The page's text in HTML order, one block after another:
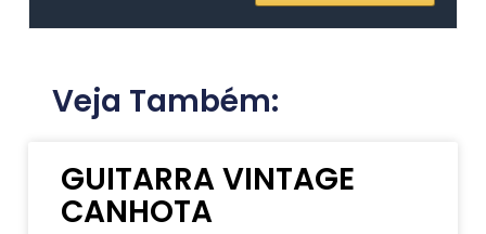
Veja Também:
GUITARRA VINTAGE
CANHOTA